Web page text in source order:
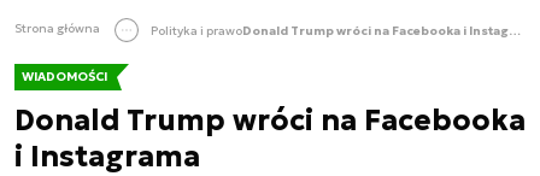
Strona główna Polityka i prawo Donald Trump wróci na Facebooka i Instagrama
WIADOMOŚCI
Donald Trump wróci na Facebooka
i Instagrama